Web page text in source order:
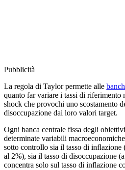
Pubblicità
La regola di Taylor permette alle
quanto far variare i tassi di riferimento
shock che provochi uno scostamento
disoccupazione dai loro valori target.
Ogni banca centrale fissa degli
determinate variabili
sotto controllo sia il tasso di inflazione
al 2%), sia il tasso di disoccupazione
concentra solo sul tasso di inflazione